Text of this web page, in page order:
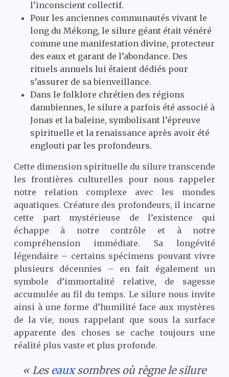
l’inconscient collectif.
Pour les anciennes communautés vivant le
long du Mékong, le silure géant était vénéré
comme une manifestation divine, protecteur
des eaux et garant de l’abondance. Des
rituels annuels lui étaient dédiés pour
s’assurer de sa bienveillance.
Dans le folklore chrétien des régions
danubiennes, le silure a parfois été associé à
Jonas et la baleine, symbolisant l’épreuve
spirituelle et la renaissance après avoir été
englouti par les profondeurs.
Cette dimension spirituelle du silure transcende
les frontières culturelles pour nous rappeler
notre relation complexe avec les mondes
aquatiques. Créature des profondeurs, il incarne
cette part mystérieuse de l’existence qui
échappe à notre contrôle et à notre
compréhension immédiate. Sa longévité
légendaire – certains spécimens pouvant vivre
plusieurs décennies – en fait également un
symbole d’immortalité relative, de sagesse
accumulée au fil du temps. Le silure nous invite
ainsi à une forme d’humilité face aux mystères
de la vie, nous rappelant que sous la surface
apparente des choses se cache toujours une
réalité plus vaste et plus profonde.
« Les eauxsombres où règne le silure